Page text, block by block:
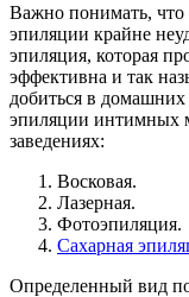
Важно понимать, что
эпиляции крайне
эпиляция, которая
эффективна и так
добиться в
эпиляции интимных
заведениях:
Восковая.
Лазерная.
Фотоэпиляция.
Сахарная
Определенный вид